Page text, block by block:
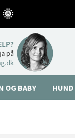
på
OG BABY HUND